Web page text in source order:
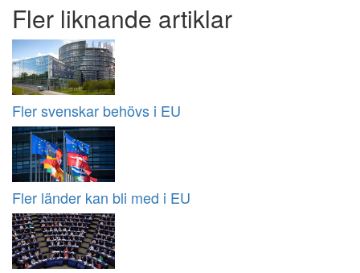
Fler liknande artiklar
Fler svenskar behövs i EU
Fler länder kan bli med i EU